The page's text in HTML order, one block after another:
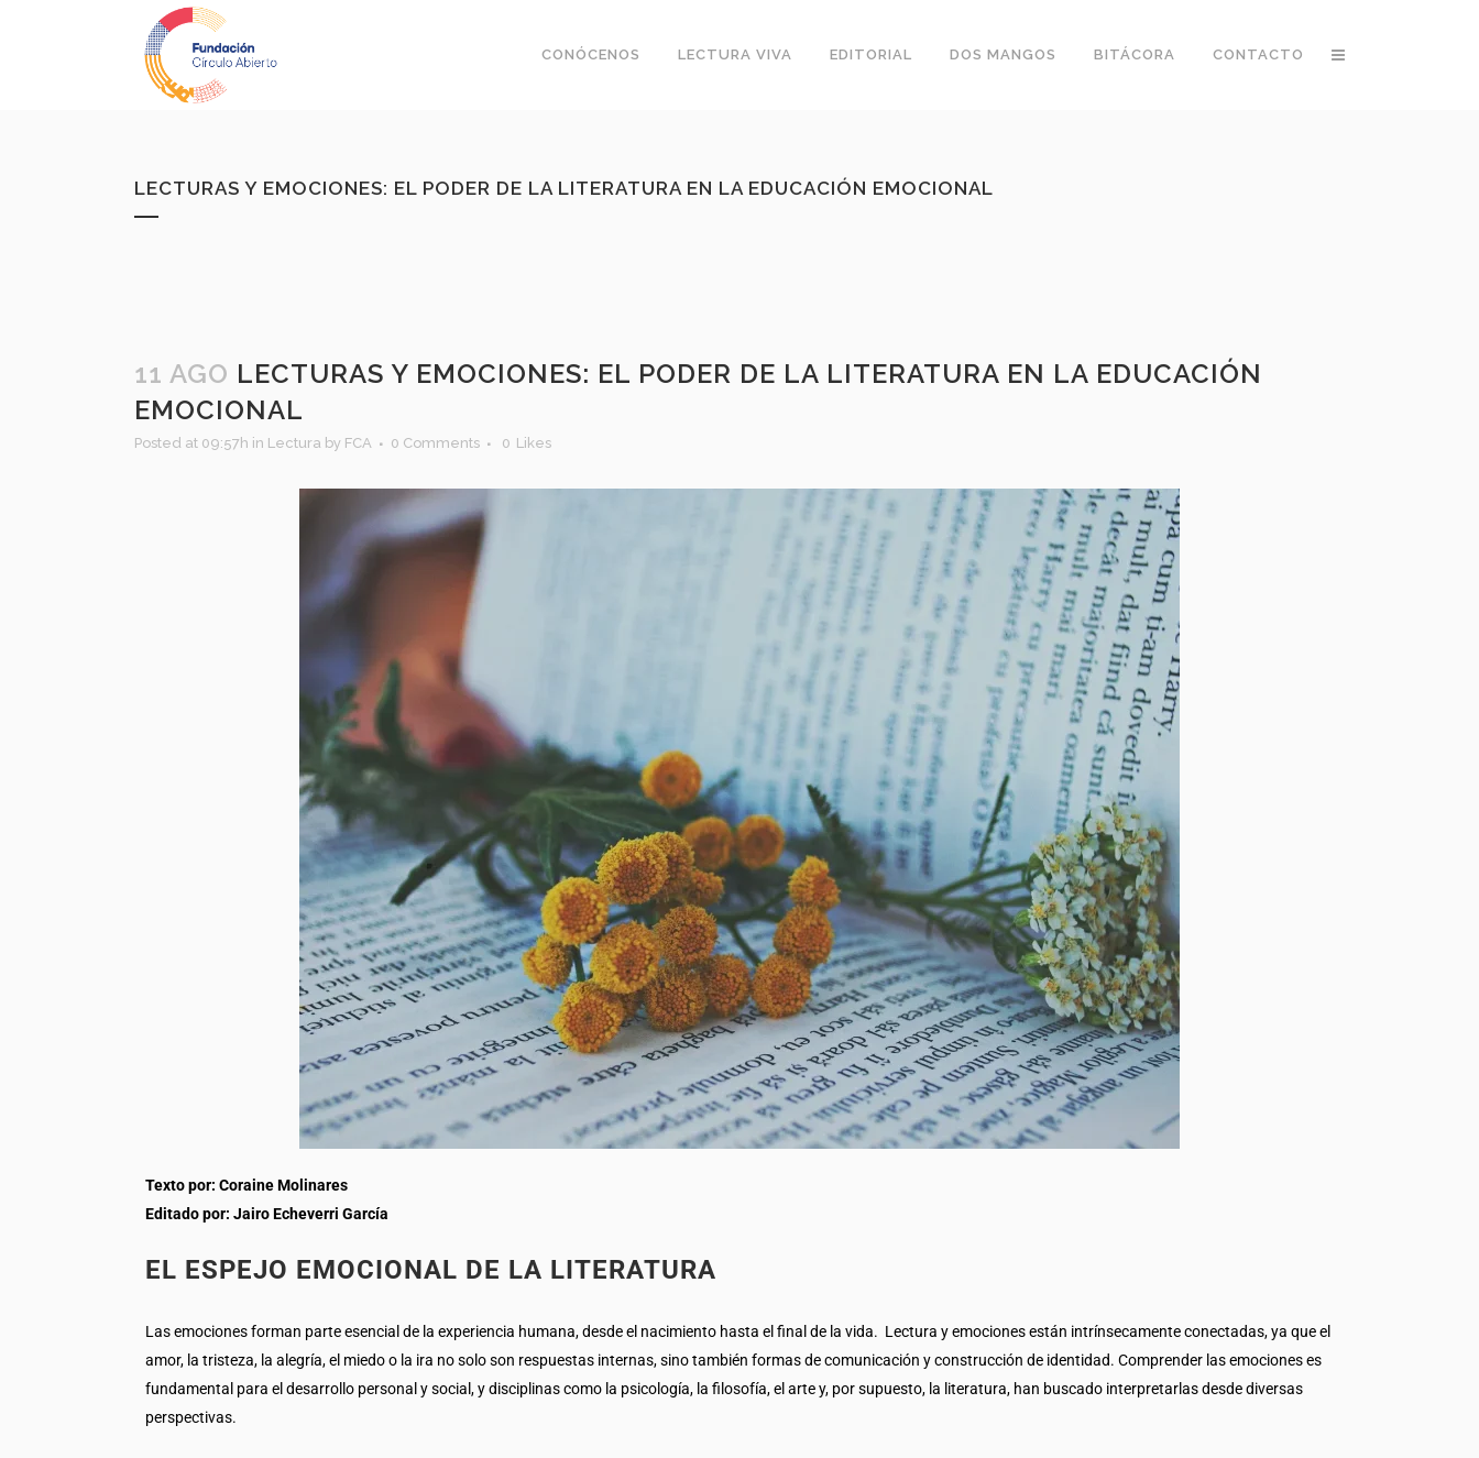
CONÓCENOS LECTURA VIVA EDITORIAL DOS MANGOS BITÁCORA CONTACTO
LECTURAS Y EMOCIONES: EL PODER DE LA LITERATURA EN LA EDUCACIÓN EMOCIONAL
11 AGO LECTURAS Y EMOCIONES: EL PODER DE LA LITERATURA EN LA EDUCACIÓN
EMOCIONAL
Posted at 09:57h in Lectura by FCA 0 Comments 0 Likes
Texto por: Coraine Molinares
Editado por: Jairo Echeverri García
EL ESPEJO EMOCIONAL DE LA LITERATURA
Las emociones forman parte esencial de la experiencia humana, desde el nacimiento hasta el final de la vida. Lectura y emociones están intrínsecamente conectadas, ya que el
amor, la tristeza, la alegría, el miedo o la ira no solo son respuestas internas, sino también formas de comunicación y construcción de identidad. Comprender las emociones es
fundamental para el desarrollo personal y social, y disciplinas como la psicología, la filosofía, el arte y, por supuesto, la literatura, han buscado interpretarlas desde diversas
perspectivas.